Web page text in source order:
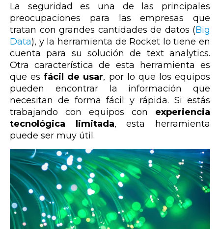
La seguridad es una de las principales
preocupaciones para las empresas que
tratan con grandes cantidades de datos (Big
Data), y la herramienta de Rocket lo tiene en
cuenta para su solución de text analytics.
Otra característica de esta herramienta es
que esfácil de usar, por lo que los equipos
pueden encontrar la información que
necesitan de forma fácil y rápida. Si estás
trabajando con equipos con experiencia
tecnológica limitada, esta herramienta
puede ser muy útil.